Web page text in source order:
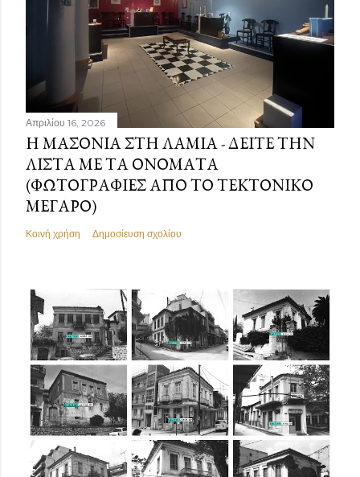
Απριλίου 16, 2026
Η ΜΑΣΟΝΊΑ ΣΤΗ ΛΑΜΊΑ - ΔΕΊΤΕ ΤΗΝ
ΛΊΣΤΑ ΜΕ ΤΑ ΟΝΌΜΑΤΑ
(ΦΩΤΟΓΡΑΦΊΕΣ ΑΠΌ ΤΟ ΤΕΚΤΟΝΙΚΌ
ΜΈΓΑΡΟ)
Κοινή χρήση Δημοσίευση σχολίου